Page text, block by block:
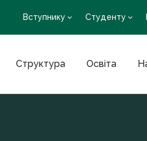
Вступнику Студенту
Структура Освіта